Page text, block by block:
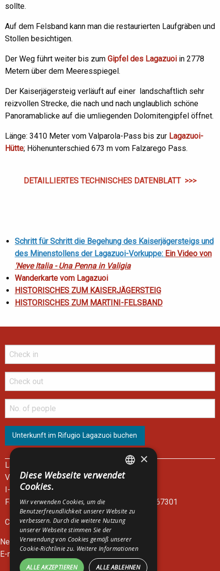
sollte.
Auf dem Felsband kann man die restaurierten Laufgräben und
Stollen besichtigen.
Der Weg führt weiter bis zum Gipfel des Lagazuoi in 2778
Metern über dem Meeresspiegel.
Der Kaiserjägersteig verläuft auf einer landschaftlich sehr
reizvollen Strecke, die nach und nach unglaublich schöne
Panoramablicke auf die umliegenden Dolomitengipfel öffnet.
Länge: 3410 Meter vom Valparola-Pass bis zur Lagazuoi-
Hütte; Höhenunterschied 673 m vom Falzarego Pass.
DETAILLIERTES TECHNISCHES DATENBLATT >>>
Schritt für Schritt die Begehung des Kaiserjägersteigs und
des Minenstollens der Lagazuoi-Vorkuppe: Ein Video von
'Neve Italia - Una Penna in Valigia
Wanderkarte vom Lagazuoi
HISTORISCHES ZUM KAISERJÄGERSTEIG
HISTORISCHES ZUM MARTINI-FELSBAND
Lagazuoi Spa
Via del Mercato, 14
I-32043 Cortina d'Ampezzo - BL
Fahrkartenschalter der Seilbahn: +39 0436 867301
C.F. e P.I. 00083390252
News
E-mail:lagazuoi@lagazuoi.it
GERMAN
×
Diese Webseite verwendet
Cookies.
Wir verwenden Cookies, um die
Benutzerfreundlichkeit unserer Website zu
verbessern. Durch die weitere Nutzung
unserer Webseite stimmen Sie der
Verwendung von Cookies gemäß unserer
Cookie-Richtlinie zu. Weitere Informationen
ALLE AKZEPTIEREN ALLE ABLEHNEN